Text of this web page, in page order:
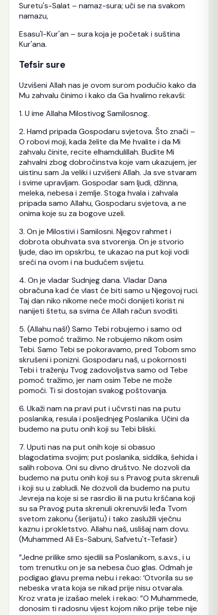
Suretu's-Salat – namaz-sura; uči se na svakom
namazu,
Esasu'l-Kur'an – sura koja je početak i suština
Kur'ana.
Tefsir sure
Uzvišeni Allah nas je ovom surom podučio kako da
Mu zahvalu činimo i kako da Ga hvalimo rekavši:
1. U ime Allaha Milostivog Samilosnog.
2. Hamd pripada Gospodaru svjetova. Što znači –
O robovi moji, kada želite da Me hvalite i da Mi
zahvalu činite, recite elhamdulillah. Budite Mi
zahvalni zbog dobročinstva koje vam ukazujem, jer
uistinu sam Ja veliki i uzvišeni Allah. Ja sve stvaram
i svime upravljam. Gospodar sam ljudi, džinna,
meleka, nebesa i zemlje. Stoga hvala i zahvala
pripada samo Allahu, Gospodaru svjetova, a ne
onima koje su za bogove uzeli.
3. On je Milostivi i Samilosni. Njegov rahmet i
dobrota obuhvata sva stvorenja. On je stvorio
ljude, dao im opskrbu, te ukazao na put koji vodi
sreći na ovom i na budućem svijetu.
4. On je vladar Sudnjeg dana. Vladar Dana
obračuna kad će vlast će biti samo u Njegovoj ruci.
Taj dan niko nikome neće moći donijeti korist ni
nanijeti štetu, sa svima će Allah račun svoditi.
5. (Allahu naš!) Samo Tebi robujemo i samo od
Tebe pomoć tražimo. Ne robujemo nikom osim
Tebi. Samo Tebi se pokoravamo, pred Tobom smo
skrušeni i ponizni. Gospodaru naš, u pokornosti
Tebi i traženju Tvog zadovoljstva samo od Tebe
pomoć tražimo, jer nam osim Tebe ne može
pomoći. Ti si dostojan svakog poštovanja.
6. Ukaži nam na pravi put i učvrsti nas na putu
poslanika, resula i posljednjeg Poslanika. Učini da
budemo na putu onih koji su Tebi bliski.
7. Uputi nas na put onih koje si obasuo
blagodatima svojim; put poslanika, siddika, šehida i
salih robova. Oni su divno društvo. Ne dozvoli da
budemo na putu onih koji su s Pravog puta skrenuli
i koji su u zabludi. Ne dozvoli da budemo na putu
Jevreja na koje si se rasrdio ili na putu kršćana koji
su sa Pravog puta skrenuli okrenuvši leđa Tvom
svetom zakonu (šerijatu) i tako zaslužili vječnu
kaznu i prokletstvo. Allahu naš, uslišaj nam dovu.
(Muhammed Ali Es-Sabuni, Safvetu't-Tefasir)
”Jedne prilike smo sjedili sa Poslanikom, s.a.v.s., i u
tom trenutku on je sa nebesa čuo glas. Odmah je
podigao glavu prema nebu i rekao: ‘Otvorila su se
nebeska vrata koja se nikad prije nisu otvarala.
Kroz vrata je izašao melek i rekao: ”O Muhammede,
donosim ti radosnu vijest kojom niko prije tebe nije